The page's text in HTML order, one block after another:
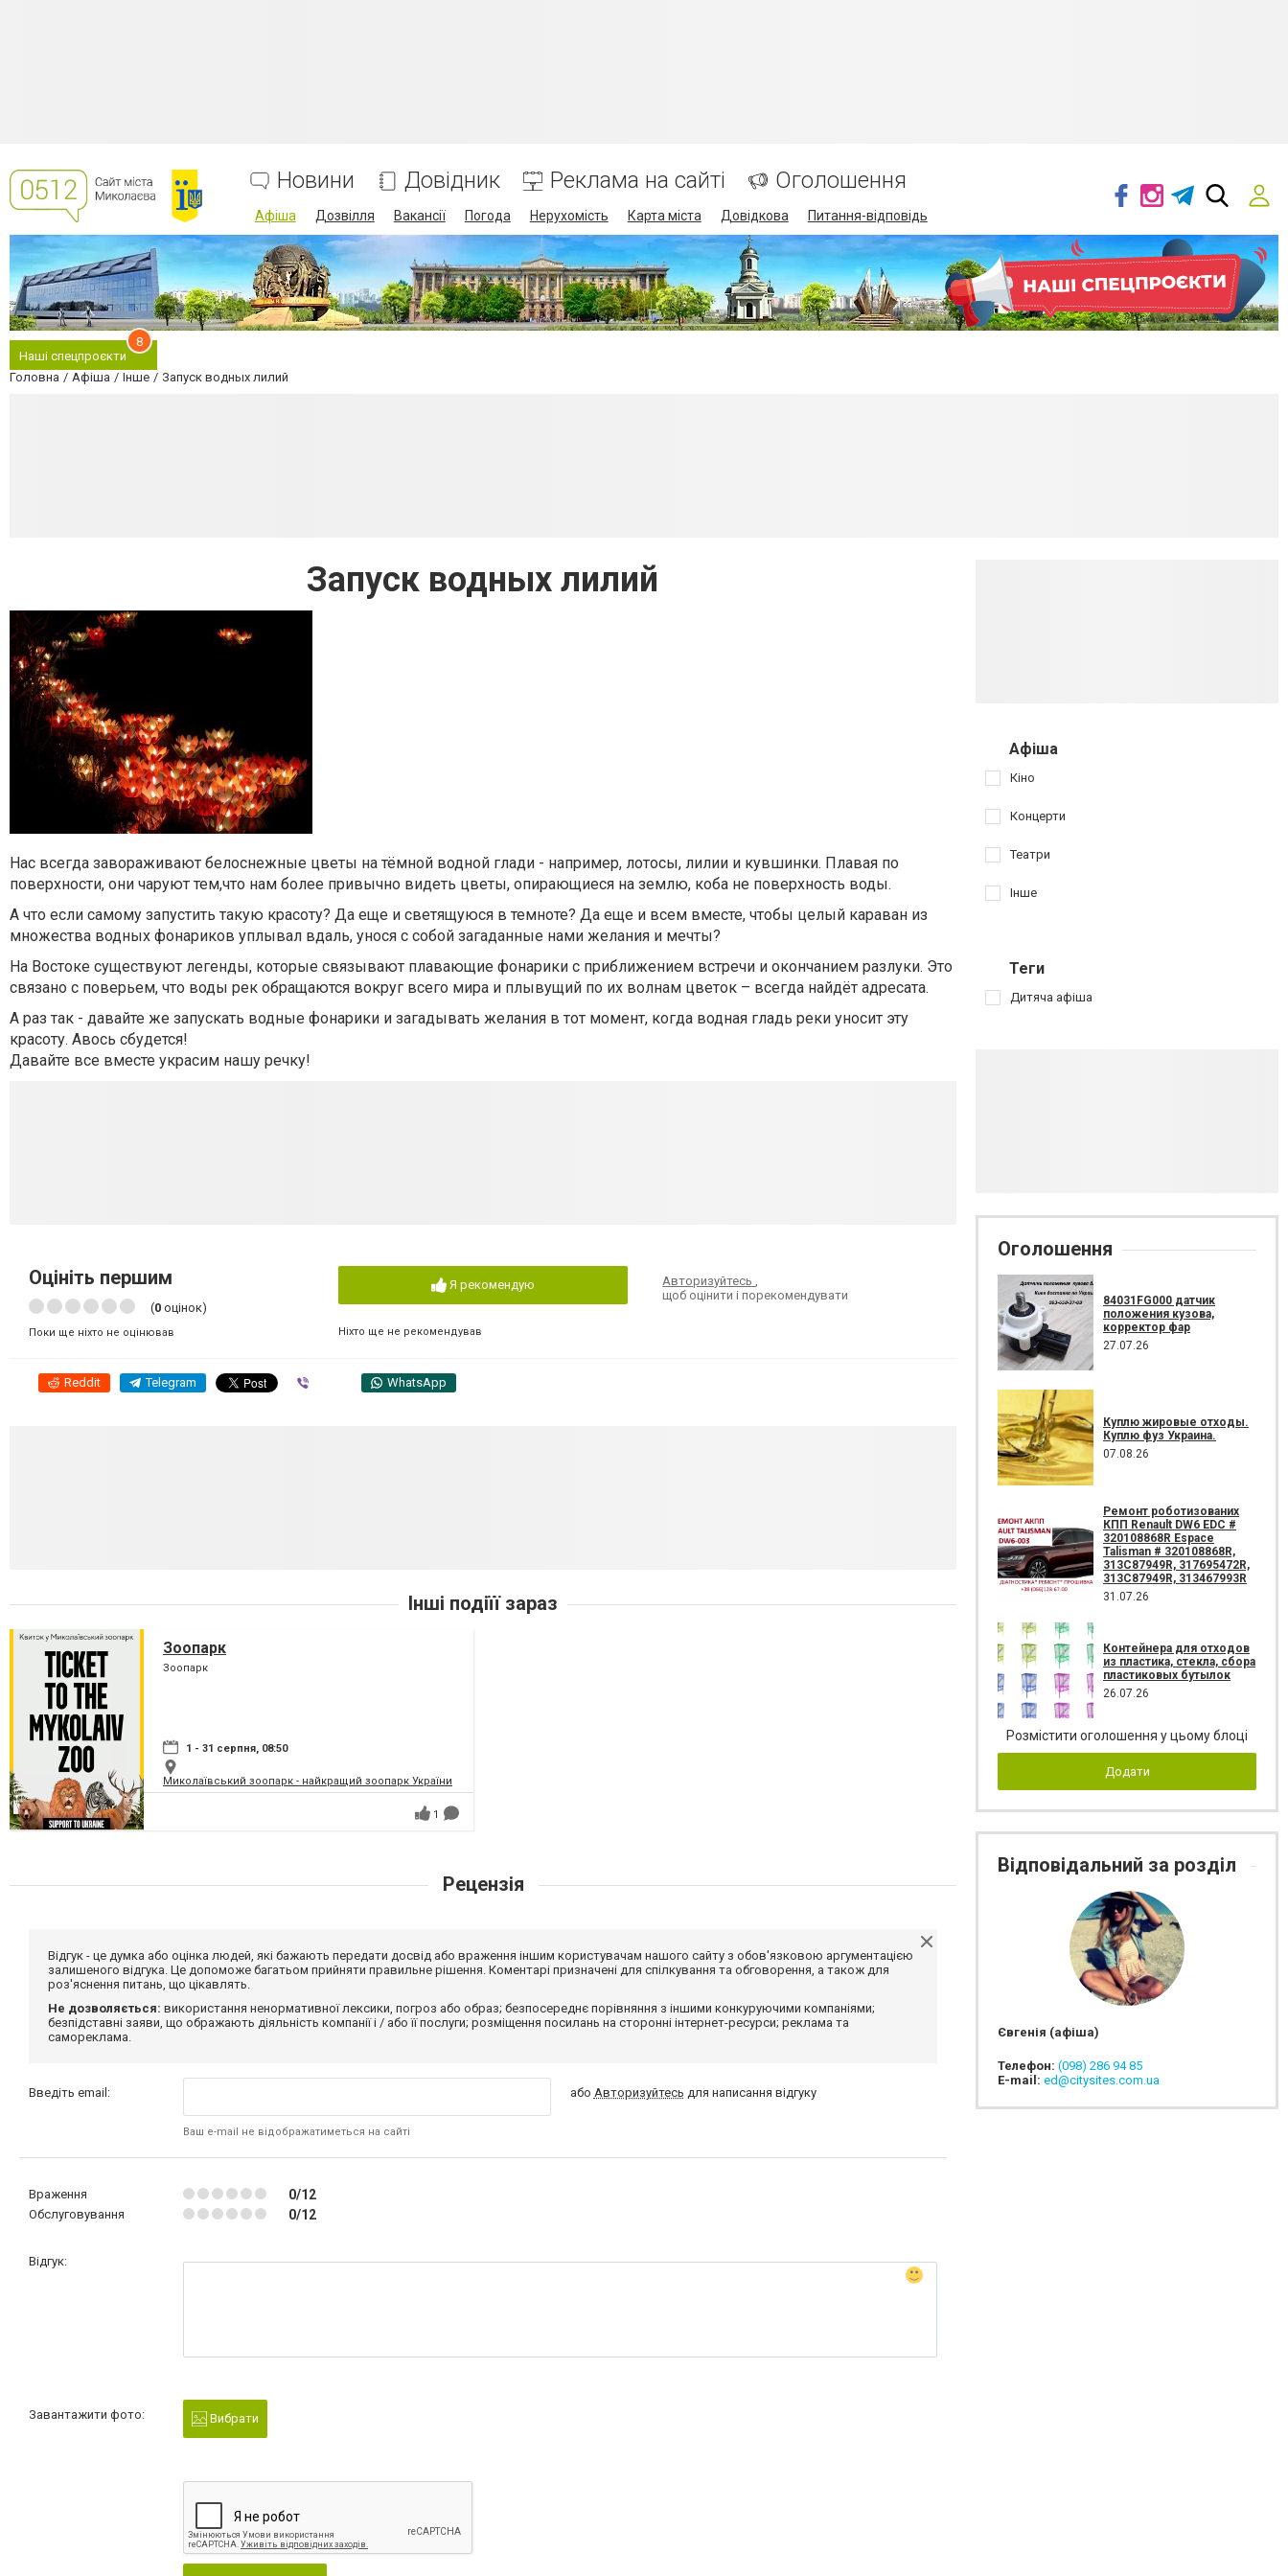
Новини Довідник Реклама на сайті Оголошення
Афіша Дозвілля Вакансії Погода Нерухомість Карта міста Довідкова Питання-відповідь
Наші спецпроєкти
8
Головна Афіша Інше Запуск водных лилий
Запуск водных лилий
Нас всегда завораживают белоснежные цветы на тёмной водной глади - например, лотосы, лилии и кувшинки. Плавая по
поверхности, они чаруют тем,что нам более привычно видеть цветы, опирающиеся на землю, коба не поверхность воды.
А что если самому запустить такую красоту? Да еще и светящуюся в темноте? Да еще и всем вместе, чтобы целый караван из
множества водных фонариков уплывал вдаль, унося с собой загаданные нами желания и мечты?
На Востоке существуют легенды, которые связывают плавающие фонарики с приближением встречи и окончанием разлуки. Это
связано с поверьем, что воды рек обращаются вокруг всего мира и плывущий по их волнам цветок – всегда найдёт адресата.
А раз так - давайте же запускать водные фонарики и загадывать желания в тот момент, когда водная гладь реки уносит эту
красоту. Авось сбудется!
Давайте все вместе украсим нашу речку!
Оцініть першим
(0 оцінок)
Поки ще ніхто не оцінював
Я рекомендую
Ніхто ще не рекомендував
Авторизуйтесь
щоб оцінити і порекомендувати
Reddit Telegram WhatsApp
Інші подіїї зараз
Зоопарк
Зоопарк
1 - 31 серпня, 08:50
Миколаївський зоопарк - найкращий зоопарк України
1
Рецензія
Відгук - це думка або оцінка людей, які бажають передати досвід або враження іншим користувачам нашого сайту з обов'язковою аргументацією
залишеного відгука. Це допоможе багатьом прийняти правильне рішення. Коментарі призначені для спілкування та обговорення, а також для
роз'яснення питань, що цікавлять.
Не дозволяється: використання ненормативної лексики, погроз або образ; безпосереднє порівняння з іншими конкуруючими компаніями;
безпідставні заяви, що ображають діяльність компанії і / або її послуги; розміщення посилань на сторонні інтернет-ресурси; реклама та
самореклама.
Введіть email:
Ваш e-mail не відображатиметься на сайті
або Авторизуйтесь для написання відгуку
Враження 0/12
Обслуговування 0/12
Відгук:
Завантажити фото: Вибрати
Афіша
Кіно
Концерти
Театри
Інше
Теги
Дитяча афіша
Оголошення
84031FG000 датчик
положения кузова,
корректор фар
27.07.26
Куплю жировые отходы.
Куплю фуз Украина.
07.08.26
Ремонт роботизованих
КПП Renault DW6 EDC #
320108868R Espace
Talisman # 320108868R,
313C87949R, 317695472R,
313C87949R, 313467993R
31.07.26
Контейнера для отходов
из пластика, стекла, сбора
пластиковых бутылок
26.07.26
Розмістити оголошення у цьому блоці
Додати
Відповідальний за розділ
Євгенія (афіша)
Телефон: (098) 286 94 85
E-mail: ed@citysites.com.ua